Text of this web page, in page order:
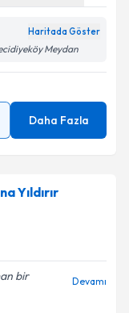
Haritada Göster
Meydan
Daha Fazla
Yıldırır
bir
Devamı